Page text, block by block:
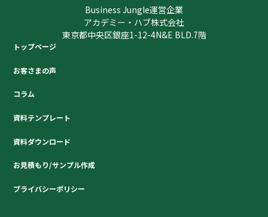
Business Jungle運営企業
アカデミー・ハブ株式会社
東京都中央区銀座1-12-4N&E BLD.7階
トップページ
お客さまの声
コラム
資料テンプレート
資料ダウンロード
お見積もり/サンプル作成
プライバシーポリシー